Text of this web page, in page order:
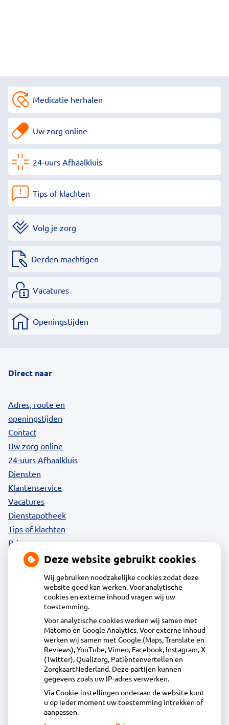
Medicatie herhalen
Uw zorg online
24-uurs Afhaalkluis
Tips of klachten
Volg je zorg
Derden machtigen
Vacatures
Openingstijden
Direct naar
Adres, route en
openingstijden
Contact
Uw zorg online
24-uurs Afhaalkluis
Diensten
Klantenservice
Vacatures
Dienstapotheek
Tips of klachten
Privacy
Apotheek Daalmeer
J.Naberstraat 43, 1827LB Alkmaar
072-5613434
info@apotheekdaalmeer.nl
Inschrijven
Centrale administratie
Deze website gebruikt cookies
Wij gebruiken noodzakelijke cookies zodat deze
website goed kan werken. Voor analytische
cookies en externe inhoud vragen wij uw
toestemming.
Voor analytische cookies werken wij samen met
Matomo en Google Analytics. Voor externe inhoud
werken wij samen met Google (Maps, Translate en
Reviews), YouTube, Vimeo, Facebook, Instagram, X
(Twitter), Qualizorg, Patiëntenvertellen en
ZorgkaartNederland. Deze partijen kunnen
gegevens zoals uw IP-adres verwerken.
Via Cookie-instellingen onderaan de website kunt
u op ieder moment uw toestemming intrekken of
aanpassen.